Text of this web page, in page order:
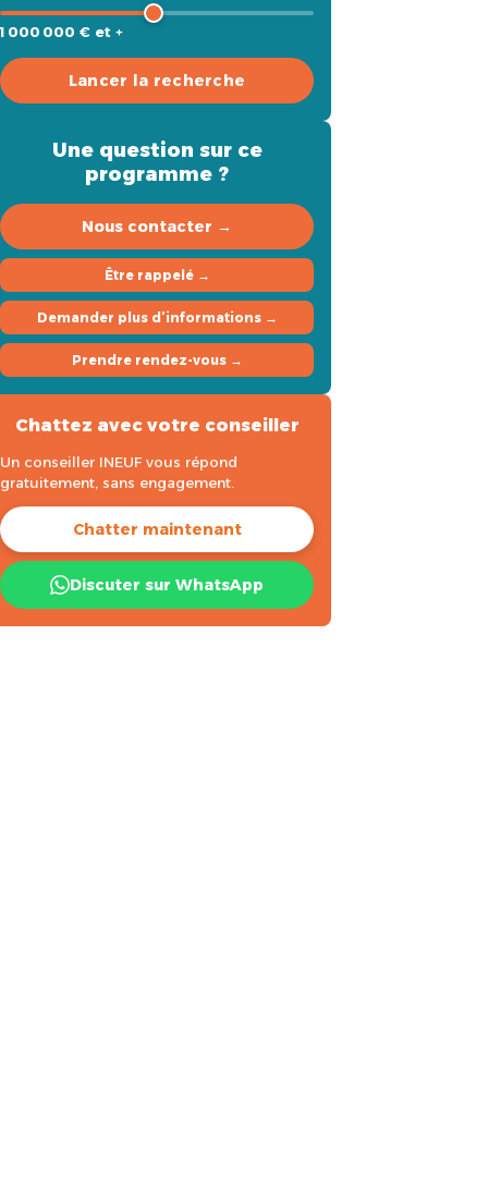
1 000 000 € et +
Lancer la recherche
Une question sur ce
programme ?
Nous contacter →
Être rappelé →
Demander plus d’informations →
Prendre rendez-vous →
Chattez avec votre conseiller
Un conseiller INEUF vous répond
gratuitement, sans engagement.
Chatter maintenant
Discuter sur WhatsApp